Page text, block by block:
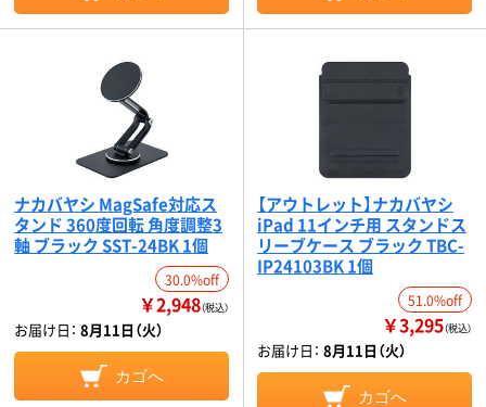
ナカバヤシ MagSafe対応ス
タンド 360度回転 角度調整3
軸 ブラック SST-24BK 1個
30.0%off
￥2,948（税込）
お届け日： 8月11日（火）
カゴへ
【アウトレット】ナカバヤシ
iPad 11インチ用 スタンドス
リーブケース ブラック TBC-
IP24103BK 1個
51.0%off
￥3,295（税込）
お届け日： 8月11日（火）
カゴへ